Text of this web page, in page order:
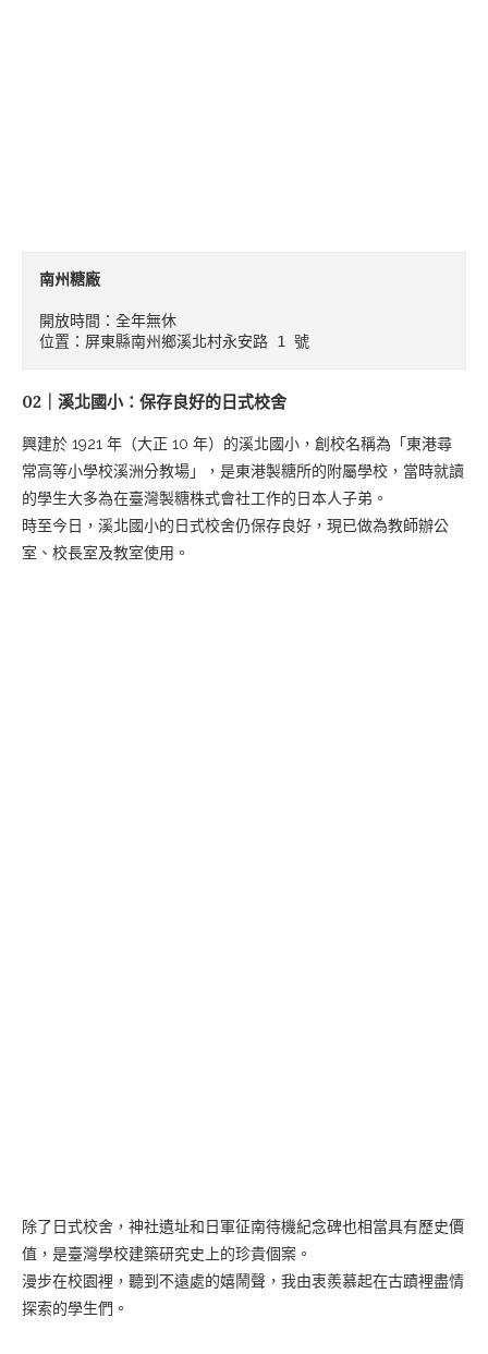
南州糖廠
開放時間：全年無休
位置：屏東縣南州鄉溪北村永安路 1 號
02｜溪北國小：保存良好的日式校舍
興建於 1921 年（大正 10 年）的溪北國小，創校名稱為「東港尋
常高等小學校溪洲分教場」，是東港製糖所的附屬學校，當時就讀
的學生大多為在臺灣製糖株式會社工作的日本人子弟。
時至今日，溪北國小的日式校舍仍保存良好，現已做為教師辦公
室、校長室及教室使用。
除了日式校舍，神社遺址和日軍征南待機紀念碑也相當具有歷史價
值，是臺灣學校建築研究史上的珍貴個案。
漫步在校園裡，聽到不遠處的嬉鬧聲，我由衷羨慕起在古蹟裡盡情
探索的學生們。